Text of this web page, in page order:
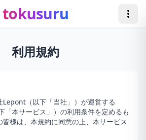
tokusuru
利用規約
Lepont（以下「当社」）が運営する
「本サービス」）の利用条件を定めるも
様は、本規約に同意の上、本サービス